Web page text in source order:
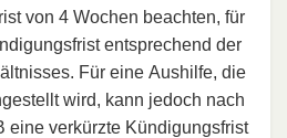
von 4 Wochen beachten, für
entsprechend der
Für eine Aushilfe, die
wird, kann jedoch nach
eine verkürzte Kündigungsfrist